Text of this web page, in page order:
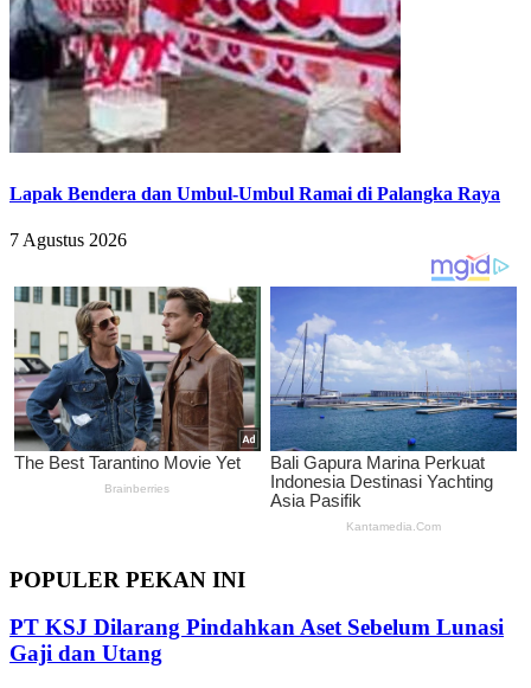
Lapak Bendera dan Umbul-Umbul Ramai di Palangka Raya
7 Agustus 2026
POPULER PEKAN INI
PT KSJ Dilarang Pindahkan Aset Sebelum Lunasi
Gaji dan Utang